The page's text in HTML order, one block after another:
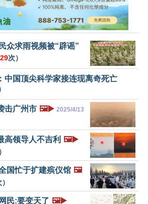
众求雨视频被“辟谣”
次）
中国顶尖科学家接连现离奇死亡
击广州市 🖼️▶️ 2025/4/13
高领导人不吉利 🖼️▶️
国忙于扩建殡仪馆 🖼️
民:要变天了 🖼️▶️